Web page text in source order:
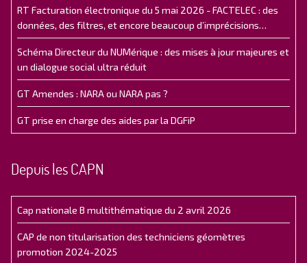
RT Facturation électronique du 5 mai 2026 - FACTELEC : des
données, des filtres, et encore beaucoup d’imprécisions…
Schéma Directeur du NUMérique : des mises à jour majeures et
un dialogue social ultra réduit
GT Amendes : NARA ou NARA pas ?
GT prise en charge des aides par la DGFiP
Depuis les CAPN
Cap nationale B multithématique du 2 avril 2026
CAP de non titularisation des techniciens géomètres
promotion 2024-2025